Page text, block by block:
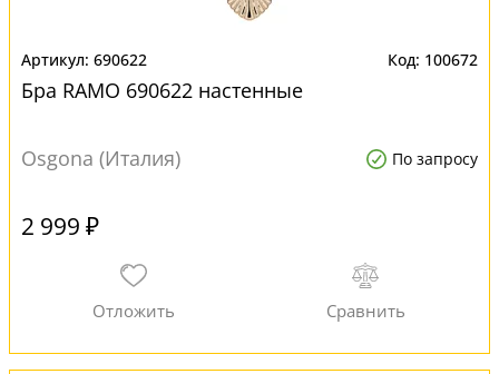
690622 100672
Бра RAMO 690622 настенные
Osgona (Италия) По запросу
2 999 ₽